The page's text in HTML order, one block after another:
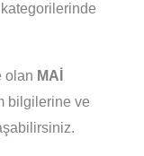
kategorilerinde
olan MAİ
bilgilerine ve